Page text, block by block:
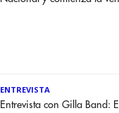
ENTREVISTA
Entrevista con Gilla Band: